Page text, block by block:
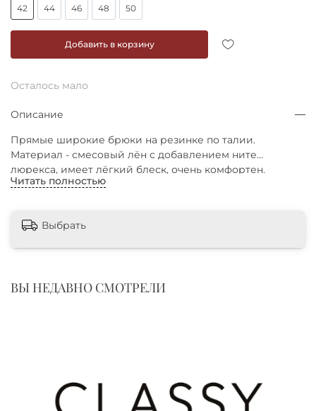
Добавить в корзину
42
44 46 48 50
Осталось мало
Описание
Прямые широкие брюки на резинке по талии.
Материал - смесовый лён с добавлением нитей
люрекса, имеет лёгкий блеск, очень комфортен.
По переду брюки дополнены карманами.
Читать полностью
Выбрать
ВЫ НЕДАВНО СМОТРЕЛИ